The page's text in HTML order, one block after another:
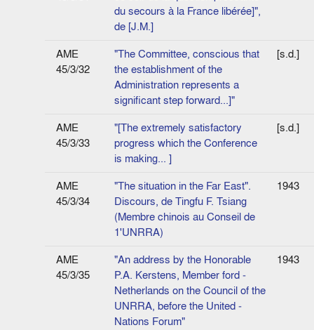
du secours à la France libérée]",
de [J.M.]
AME
45/3/32
"The Committee, conscious that
the establishment of the
Administration represents a
significant step forward...]"
[s.d.]
AME
45/3/33
"[The extremely satisfactory
progress which the Conference
is making... ]
[s.d.]
AME
45/3/34
"The situation in the Far East".
Discours, de Tingfu F. Tsiang
(Membre chinois au Conseil de
1'UNRRA)
1943
AME
45/3/35
"An address by the Honorable
P.A. Kerstens, Member ford ­
Netherlands on the Council of the
UNRRA, before the United ­
Nations Forum"
1943